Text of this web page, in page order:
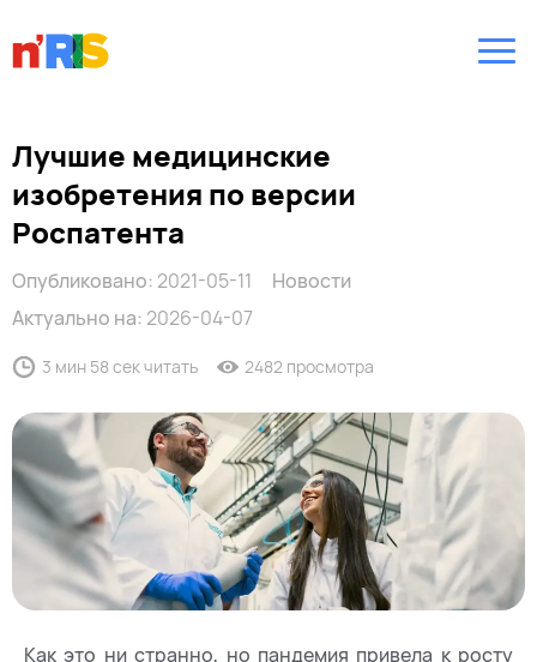
Лучшие медицинские
изобретения по версии
Роспатента
Опубликовано: 2021-05-11
Актуально на: 2026-04-07
Новости
3 мин 58 сек читать 2482 просмотра
Как это ни странно, но пандемия привела к росту